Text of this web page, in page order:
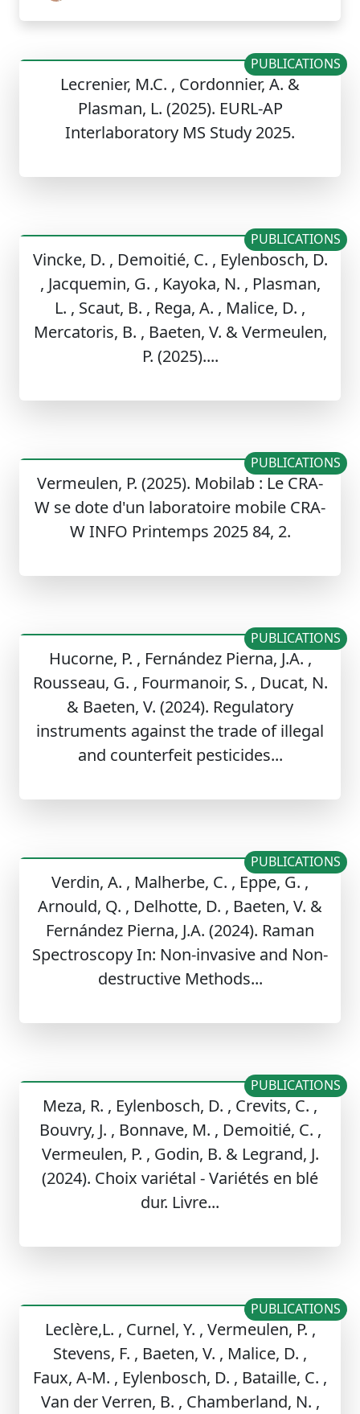
Lecrenier, M.C. , Cordonnier, A. &
Plasman, L. (2025). EURL-AP
Interlaboratory MS Study 2025.
PUBLICATIONS
Vincke, D. , Demoitié, C. , Eylenbosch, D.
, Jacquemin, G. , Kayoka, N. , Plasman,
L. , Scaut, B. , Rega, A. , Malice, D. ,
Mercatoris, B. , Baeten, V. & Vermeulen,
P. (2025)....
PUBLICATIONS
Vermeulen, P. (2025). Mobilab : Le CRA-
W se dote d'un laboratoire mobile CRA-
W INFO Printemps 2025 84, 2.
PUBLICATIONS
Hucorne, P. , Fernández Pierna, J.A. ,
Rousseau, G. , Fourmanoir, S. , Ducat, N.
& Baeten, V. (2024). Regulatory
instruments against the trade of illegal
and counterfeit pesticides...
PUBLICATIONS
Verdin, A. , Malherbe, C. , Eppe, G. ,
Arnould, Q. , Delhotte, D. , Baeten, V. &
Fernández Pierna, J.A. (2024). Raman
Spectroscopy In: Non-invasive and Non-
destructive Methods...
PUBLICATIONS
Meza, R. , Eylenbosch, D. , Crevits, C. ,
Bouvry, J. , Bonnave, M. , Demoitié, C. ,
Vermeulen, P. , Godin, B. & Legrand, J.
(2024). Choix variétal - Variétés en blé
dur. Livre...
PUBLICATIONS
Leclère,L. , Curnel, Y. , Vermeulen, P. ,
Stevens, F. , Baeten, V. , Malice, D. ,
Faux, A-M. , Eylenbosch, D. , Bataille, C. ,
Van der Verren, B. , Chamberland, N. ,
PUBLICATIONS